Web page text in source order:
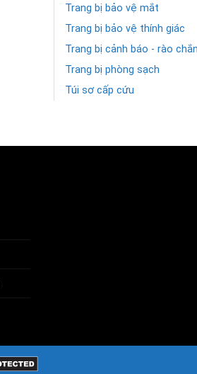
Trang bị bảo vệ mắt
Trang bị bảo vệ thính giác
Trang bị cảnh báo - rào chắn
Trang bị phòng sạch
Túi sơ cấp cứu